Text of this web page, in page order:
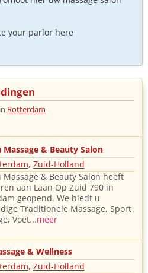
your parlor here
Rotterdam
Massage & Beauty Salon
, Zuid-Holland
Massage & Beauty Salon heeft
aan Laan Op Zuid 790 in
geopend. We biedt u
Traditionele Massage, Sport
Voet...meer
& Wellness
, Zuid-Holland